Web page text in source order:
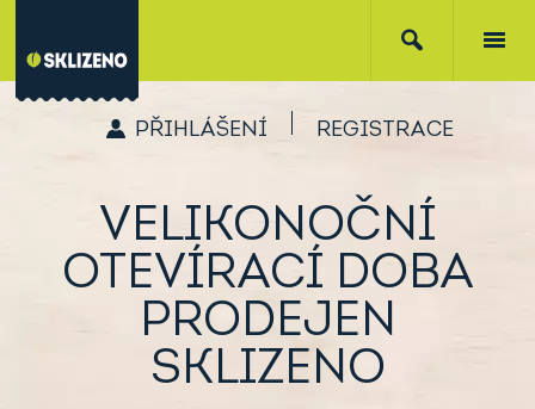
PŘIHLÁŠENÍ REGISTRACE
VELIKONOČNÍ
OTEVÍRACÍ DOBA
PRODEJEN
SKLIZENO